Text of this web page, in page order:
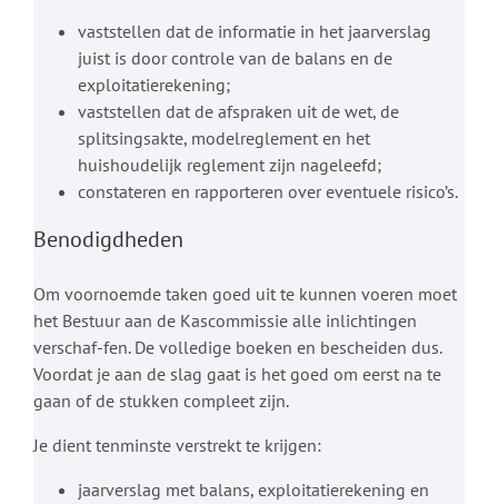
vaststellen dat de informatie in het jaarverslag
juist is door controle van de balans en de
exploitatierekening;
vaststellen dat de afspraken uit de wet, de
splitsingsakte, modelreglement en het
huishoudelijk reglement zijn nageleefd;
constateren en rapporteren over eventuele risico’s.
Benodigdheden
Om voornoemde taken goed uit te kunnen voeren moet
het Bestuur aan de Kascommissie alle inlichtingen
verschaf-fen. De volledige boeken en bescheiden dus.
Voordat je aan de slag gaat is het goed om eerst na te
gaan of de stukken compleet zijn.
Je dient tenminste verstrekt te krijgen:
jaarverslag met balans, exploitatierekening en